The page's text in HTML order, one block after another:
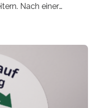
Nach einer
nun eine große
damit, wie ein
dieser Prozess
Grünes Licht für